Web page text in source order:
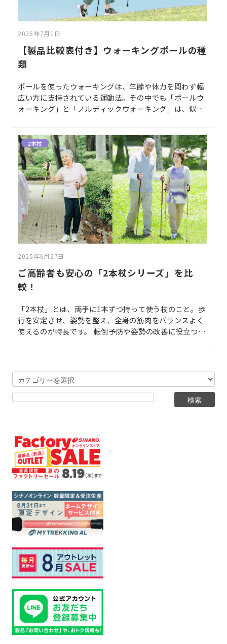
2025年7月1日
【製品比較表付き】ウォーキングポールの種
類
ポールを使ったウォーキングは、年齢や体力を問わず幅
広い方に支持されている運動法。その中でも「ポールウ
ォーキング」と「ノルディックウォーキング」は、似て
2本杖
2025年6月27日
ご高齢者も安心の「2本杖シリーズ」を比
較！
「2本杖」とは、両手に1本ずつ持って使う杖のこと。歩
行を安定させ、姿勢を整え、全身の筋肉をバランスよく
使えるのが特長です。 転倒予防や姿勢の改善に役立つ道
で快適な一歩を踏み出しましょう。